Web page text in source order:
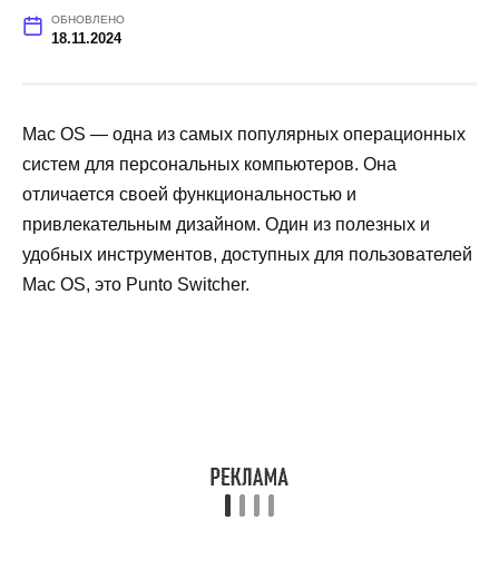
ОБНОВЛЕНО
18.11.2024
Mac OS — одна из самых популярных операционных
систем для персональных компьютеров. Она
отличается своей функциональностью и
привлекательным дизайном. Один из полезных и
удобных инструментов, доступных для пользователей
Mac OS, это Punto Switcher.